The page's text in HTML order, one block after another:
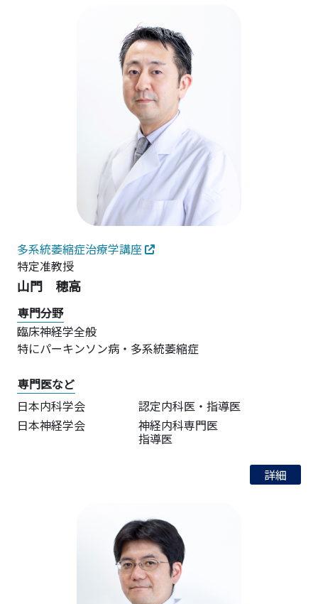
多系統萎縮症治療学講座
特定准教授
山門 穂高
専門分野
臨床神経学全般
特にパーキンソン病・多系統萎縮症
専門医など
日本内科学会
認定内科医・指導医
日本神経学会
神経内科専門医
指導医
詳細